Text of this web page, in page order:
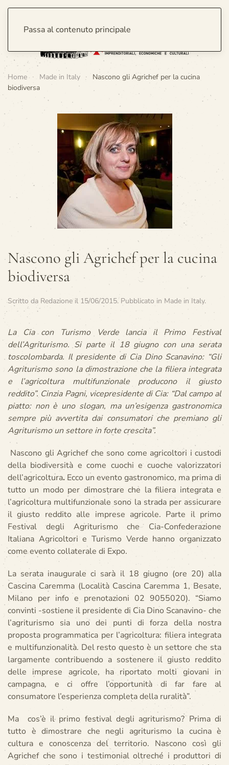
Passa al contenuto principale
Home Made in Italy
Nascono gli Agrichef per la cucina
biodiversa
Nascono gli Agrichef per la cucina
biodiversa
Scritto da Redazione il 15/06/2015. Pubblicato in Made in Italy.
La Cia con Turismo Verde lancia il Primo Festival
dell’Agriturismo. Si parte il 18 giugno con una serata
toscolombarda. Il presidente di Cia Dino Scanavino: “Gli
Agriturismo sono la dimostrazione che la filiera integrata
e l’agricoltura multifunzionale producono il giusto
reddito”. Cinzia Pagni, vicepresidente di Cia: “Dal campo al
piatto: non è uno slogan, ma un’esigenza gastronomica
sempre più avvertita dai consumatori che premiano gli
Agriturismo un settore in forte crescita”.
Nascono gli Agrichef che sono come agricoltori i custodi
della biodiversità e come cuochi e cuoche valorizzatori
dell’agricoltura. Ecco un evento gastronomico, ma prima di
tutto un modo per dimostrare che la filiera integrata e
l’agricoltura multifunzionale sono la strada per assicurare
il giusto reddito alle imprese agricole. Parte il primo
Festival degli Agriturismo che Cia-Confederazione
Italiana Agricoltori e Turismo Verde hanno organizzato
come evento collaterale di Expo.
La serata inaugurale ci sarà il 18 giugno (ore 20) alla
Cascina Caremma (Località Cascina Caremma 1, Besate,
Milano per info e prenotazioni 02 9055020). “Siamo
convinti -sostiene il presidente di Cia Dino Scanavino- che
l’agriturismo sia uno dei punti di forza della nostra
proposta programmatica per l’agricoltura: filiera integrata
e multifunzionalità. Del resto questo è un settore che sta
largamente contribuendo a sostenere il giusto reddito
delle imprese agricole, ha riportato molti giovani in
campagna, e ci offre l’opportunità di far fare al
consumatore l’esperienza completa della ruralità”.
Ma cos’è il primo festival degli agriturismo? Prima di
tutto è dimostrare che negli agriturismo la cucina è
cultura e conoscenza del territorio. Nascono così gli
Agrichef che sono i testimonial oltreché i produttori di